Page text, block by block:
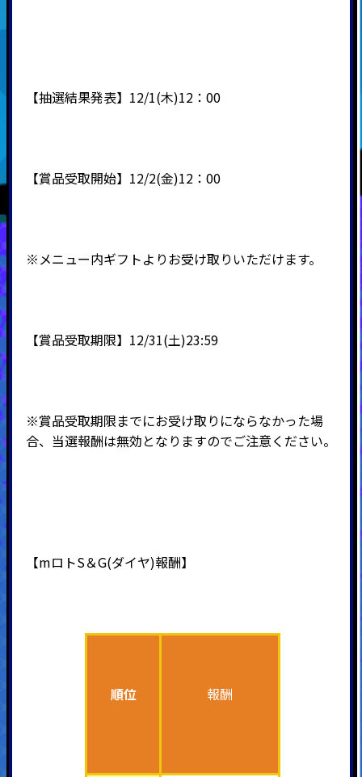
【抽選結果発表】12/1(木)12：00
【賞品受取開始】12/2(金)12：00
※メニュー内ギフトよりお受け取りいただけます。
【賞品受取期限】12/31(土)23:59
※賞品受取期限までにお受け取りにならなかった場
合、当選報酬は無効となりますのでご注意ください。
【mロトS＆G(ダイヤ)報酬】
順位 報酬